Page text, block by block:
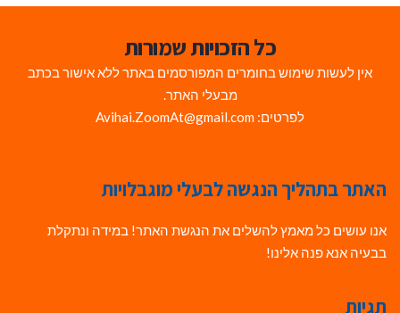
כל הזכויות שמורות
אין לעשות שימוש בחומרים המפורסמים באתר ללא אישור בכתב
מבעלי האתר.
לפרטים: Avihai.ZoomAt@gmail.com
האתר בתהליך הנגשה לבעלי מוגבלויות
אנו עושים כל מאמץ להשלים את הנגשת האתר! במידה ונתקלת
בבעיה אנא פנה אלינו!
תגיות